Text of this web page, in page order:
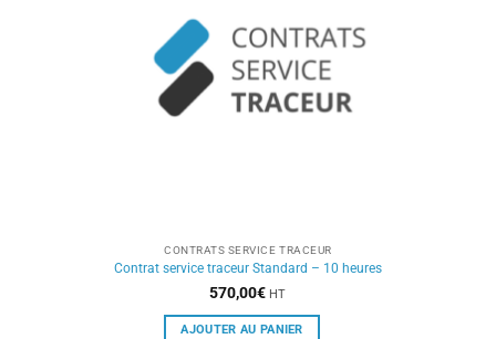
CONTRATS SERVICE TRACEUR
Contrat service traceur Standard – 10 heures
570,00€ HT
AJOUTER AU PANIER